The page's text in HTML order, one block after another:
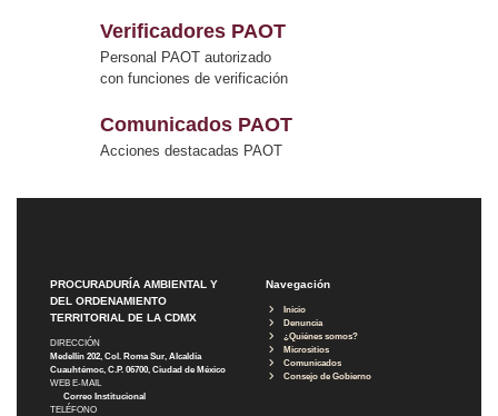
Verificadores PAOT
Personal PAOT autorizado
con funciones de verificación
Comunicados PAOT
Acciones destacadas PAOT
PROCURADURÍA AMBIENTAL Y
DEL ORDENAMIENTO
TERRITORIAL DE LA CDMX
DIRECCIÓN
Medellín 202, Col. Roma Sur, Alcaldía
Cuauhtémoc, C.P. 06700, Ciudad de México
WEB E-MAIL
Correo Institucional
TELÉFONO
Navegación
Inicio
Denuncia
¿Quiénes somos?
Micrositios
Comunicados
Consejo de Gobierno